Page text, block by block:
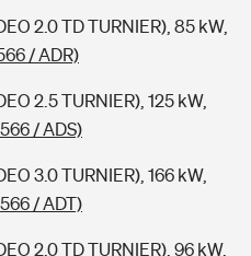
2.0 TD TURNIER), 85 kW,
/ ADR)
2.5 TURNIER), 125 kW,
/ ADS)
3.0 TURNIER), 166 kW,
/ ADT)
2.0 TD TURNIER), 96 kW,